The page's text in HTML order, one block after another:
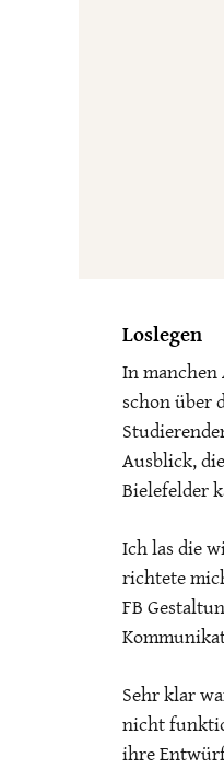
Loslegen
In
schon über
Ausblick,
Bielefelder
Ich las die
richtete
FB
Sehr klar
nicht
ihre